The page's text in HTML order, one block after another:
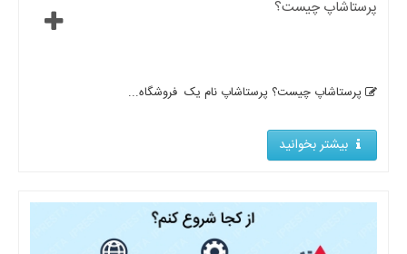
پرستاشاپ چیست؟
پرستاشاپ چیست؟ پرستاشاپ نام یک فروشگاه...
بیشتر بخوانید